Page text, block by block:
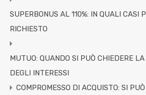
SUPERBONUS AL 110%: IN QUALI CASI
RICHIESTO
MUTUO: QUANDO SI PUÒ CHIEDERE
DEGLI INTERESSI
COMPROMESSO DI ACQUISTO: SI